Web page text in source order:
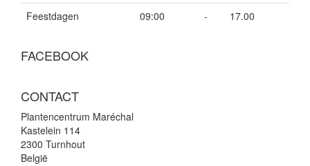
Feestdagen
09:00 - 17.00
FACEBOOK
CONTACT
Plantencentrum Maréchal
Kastelein 114
2300 Turnhout
België